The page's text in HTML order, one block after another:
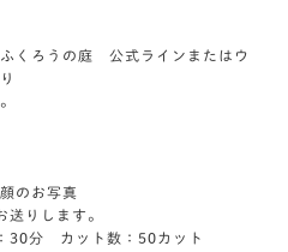
くろうの庭 公式ラインまたはウ
のお写真
送りします。
30分 カット数：50カット